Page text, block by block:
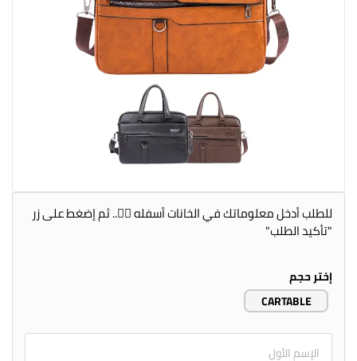
للطلب أدخل معلوماتك في الخانات أسفله 👇🏻.. ثم إضغط على زر
"تأكيد الطلب"
إختر حجم
CARTABLE